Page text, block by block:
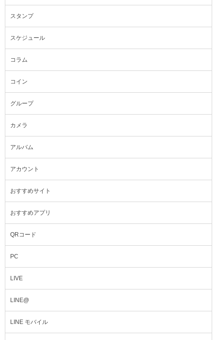
スタンプ
スケジュール
コラム
コイン
グループ
カメラ
アルバム
アカウント
おすすめサイト
おすすめアプリ
QRコード
PC
LIVE
LINE@
LINE モバイル